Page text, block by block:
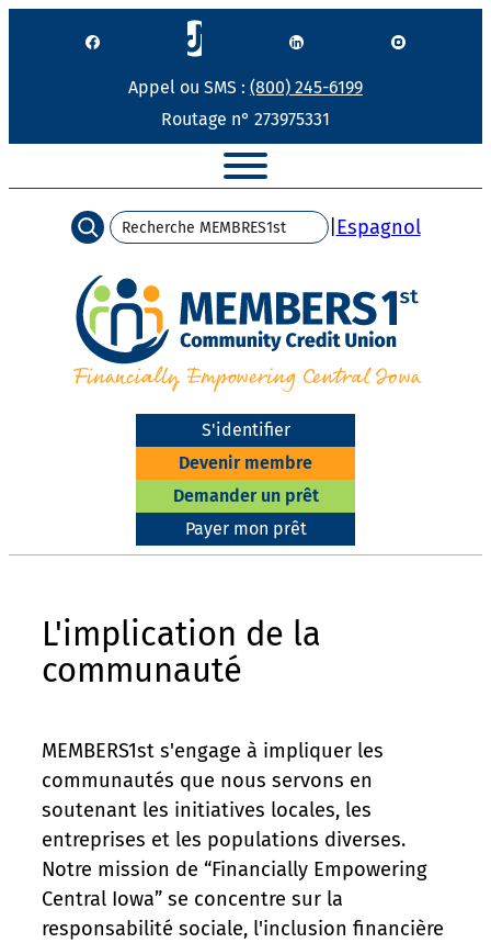
Appel ou SMS : (800) 245-6199
Routage n° 273975331
Recherche | Espagnol
S'identifier
Devenir membre
Demander un prêt
Payer mon prêt
L'implication de la
communauté
MEMBERS1st s'engage à impliquer les
communautés que nous servons en
soutenant les initiatives locales, les
entreprises et les populations diverses.
Notre mission de “Financially Empowering
Central Iowa” se concentre sur la
responsabilité sociale, l'inclusion financière